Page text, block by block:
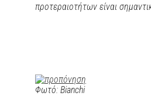
προτεραιοτήτων είναι
Φωτό: Bianchi